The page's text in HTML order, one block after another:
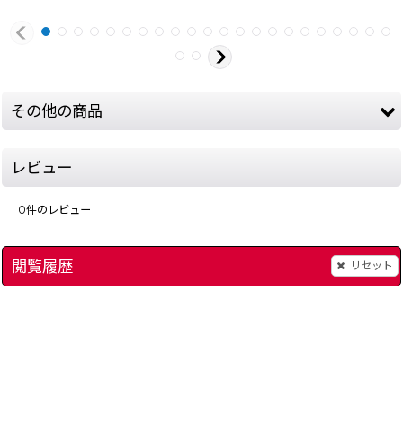
その他の商品
レビュー
0件のレビュー
閲覧履歴 リセット